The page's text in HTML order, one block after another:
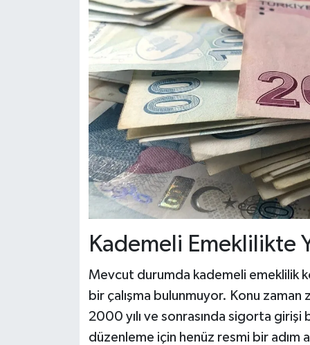
Kademeli Emeklilikte
Mevcut durumda kademeli emeklilik
bir çalışma bulunmuyor. Konu
2000 yılı ve sonrasında sigorta girişi
düzenleme için henüz resmi bir adım